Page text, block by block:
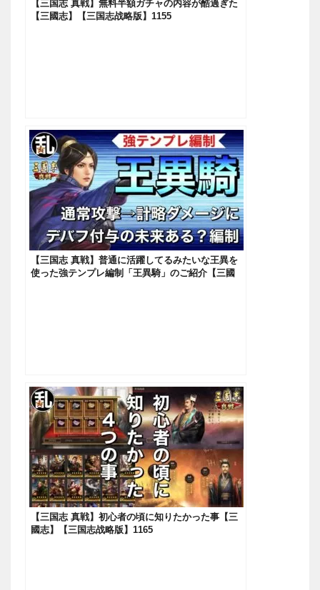
【三国志 真戦】無料半額ガチャの内容が酷過ぎた
【三國志】【三国志战略版】1155
【三国志 真戦】普通に活躍してるみたいな王異を
使った強テンプレ編制「王異騎」のご紹介【三國
【三国志 真戦】初心者の頃に知りたかった事【三
國志】【三国志战略版】1165